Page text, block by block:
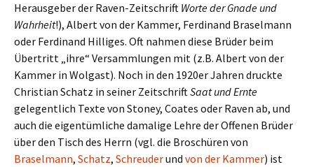
Herausgeber der Raven-Zeitschrift Worte der Gnade und
Wahrheit!), Albert von der Kammer, Ferdinand Braselmann
oder Ferdinand Hilliges. Oft nahmen diese Brüder beim
Übertritt „ihre“ Versammlungen mit (z.B. Albert von der
Kammer in Wolgast). Noch in den 1920er Jahren druckte
Christian Schatz in seiner ZeitschriftSaat und Ernte
gelegentlich Texte von Stoney, Coates oder Raven ab, und
auch die eigentümliche damalige Lehre der Offenen Brüder
über den Tisch des Herrn (vgl. die Broschüren von
Braselmann, Schatz, Schreuderund von der Kammer) ist